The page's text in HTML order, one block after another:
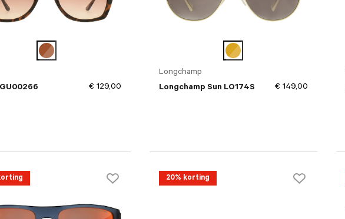
€ 129,00
Longchamp
Longchamp Sun LO174S
€ 149,00
20% korting